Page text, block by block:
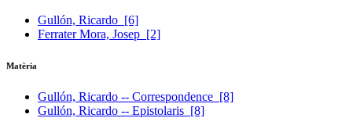
Gullón, Ricardo [6]
Ferrater Mora, Josep [2]
Matèria
Gullón, Ricardo -- Correspondence [8]
Gullón, Ricardo -- Epistolaris [8]